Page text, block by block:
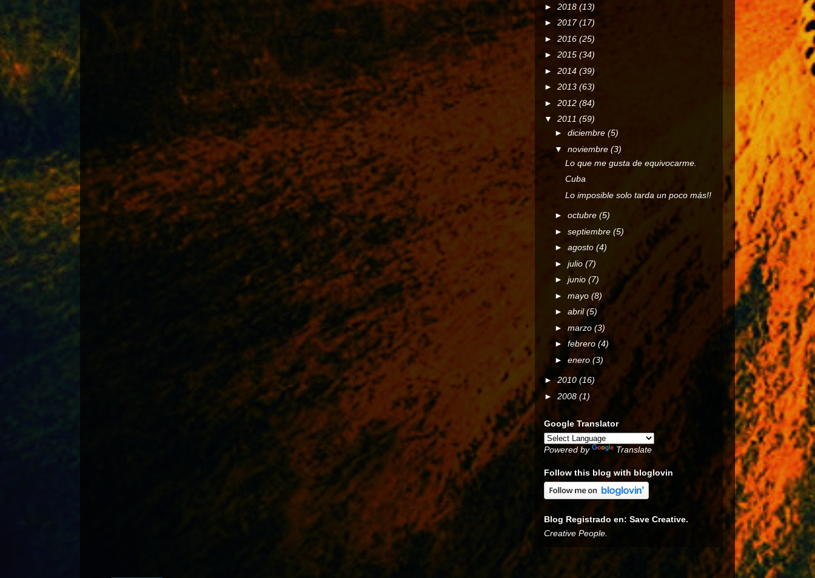
► 2018 (13)
► 2017(17)
► 2016 (25)
► 2015 (34)
► 2014 (39)
► 2013 (63)
► 2012 (84)
▼ 2011 (59)
► diciembre (5)
▼ noviembre (3)
Lo que me gusta de equivocarme.
Cuba
Lo imposible solo tarda un poco más!!
► octubre (5)
► septiembre (5)
► agosto (4)
► julio (7)
► junio (7)
► mayo (8)
► abril(5)
► marzo (3)
► febrero (4)
► enero (3)
►2010 (16)
► 2008 (1)
Google Translator
Powered by Translate
Follow this blog with bloglovin
Blog Registrado en: Save Creative.
Creative People.